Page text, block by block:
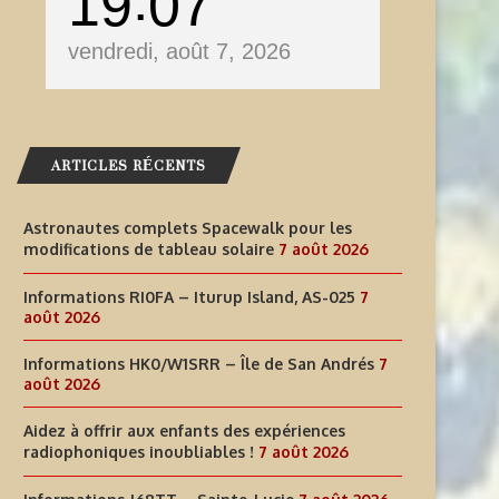
vendredi, août 7, 2026
ARTICLES RÉCENTS
Astronautes complets Spacewalk pour les
modifications de tableau solaire 7 août 2026
Informations RI0FA – Iturup Island, AS-025 7
août 2026
Informations HK0/W1SRR – Île de San Andrés 7
août 2026
Aidez à offrir aux enfants des expériences
radiophoniques inoubliables ! 7 août 2026